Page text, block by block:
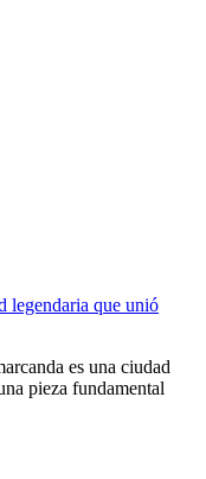
legendaria que unió
es una ciudad
pieza fundamental